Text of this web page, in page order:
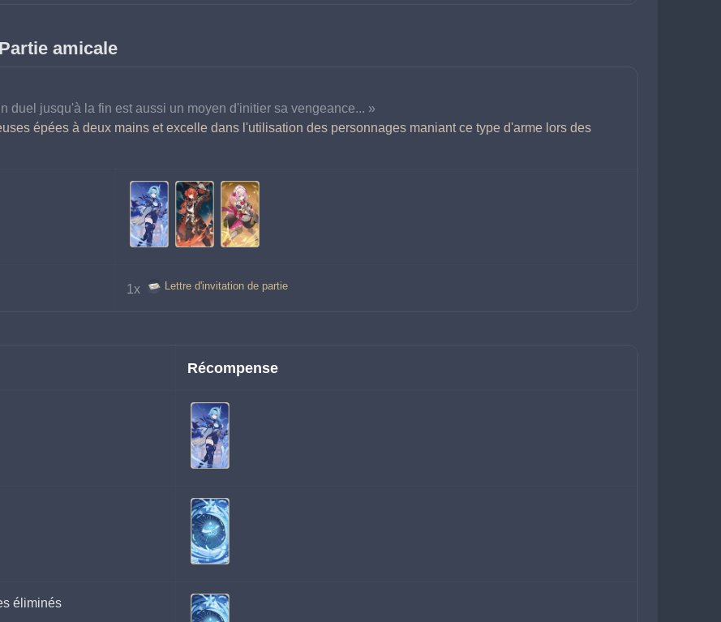
amicale
duel jusqu'à la fin est aussi un moyen d'initier sa vengeance... »
épées à deux mains et excelle dans l'utilisation des personnages maniant ce type d'arme lors des
1x Lettre d'invitation de partie
Récompense
éliminés